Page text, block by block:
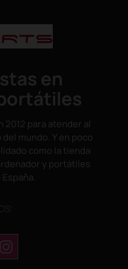
en
para atender al
mundo. Y en poco
como la tienda
y portátiles